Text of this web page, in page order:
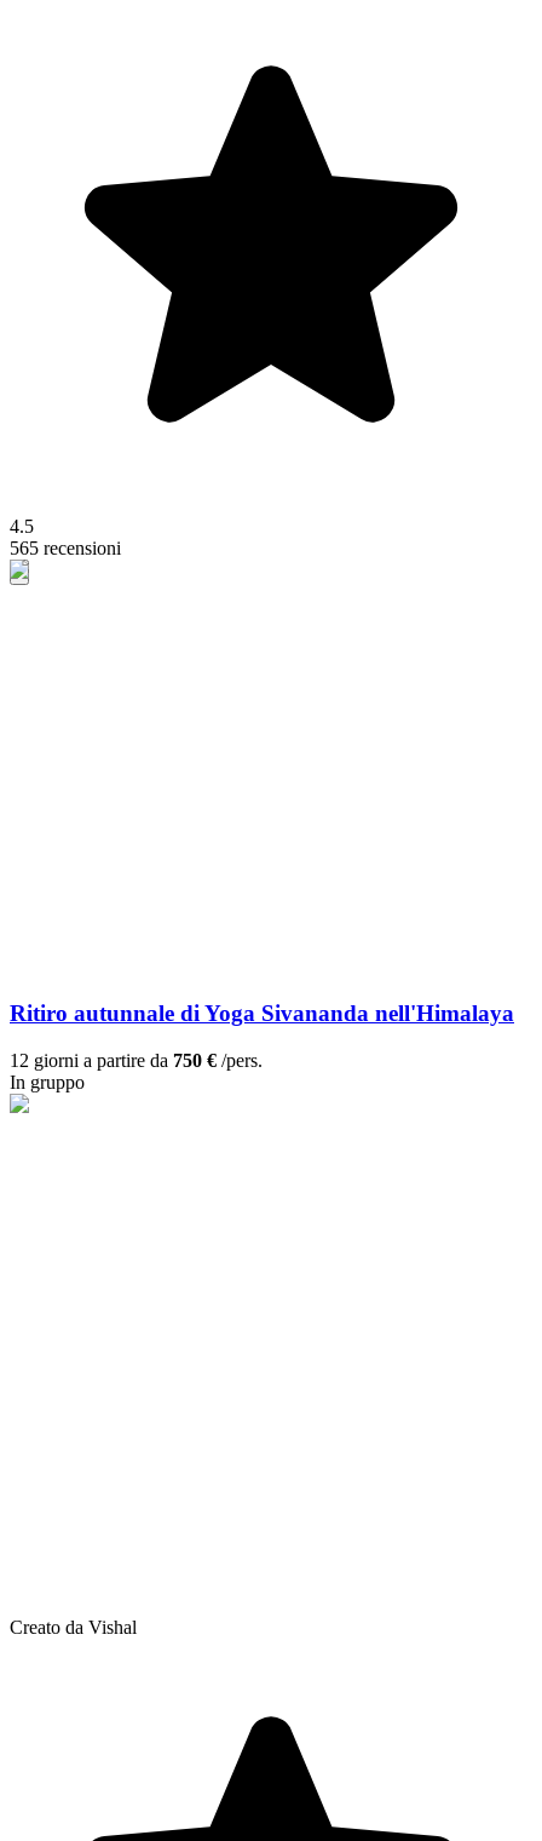
4.5
565 recensioni
Ritiro autunnale di Yoga Sivananda nell'Himalaya
12 giorni a partire da 750 € /pers.
In gruppo
Creato da Vishal